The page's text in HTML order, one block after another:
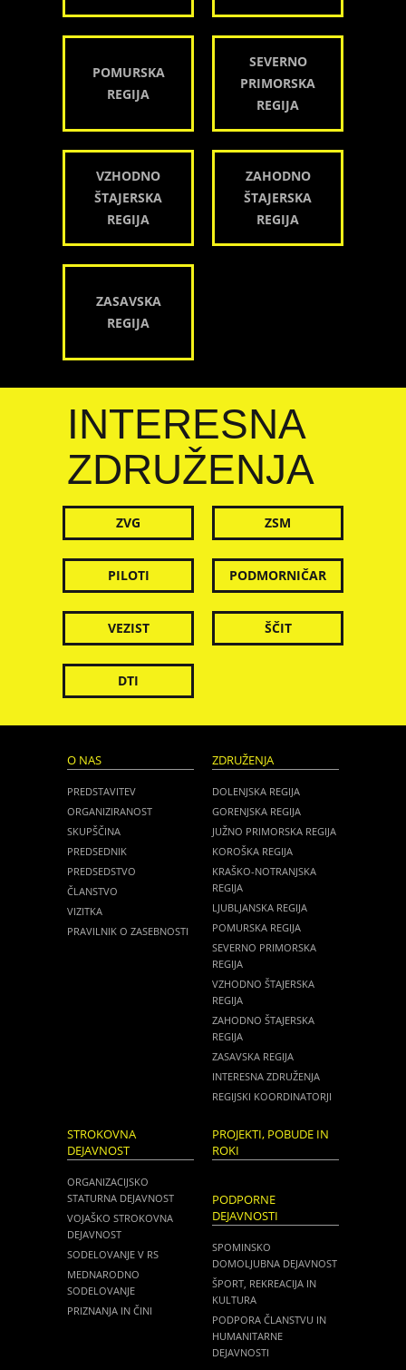
POMURSKA
REGIJA
SEVERNO
PRIMORSKA
REGIJA
VZHODNO
ŠTAJERSKA
REGIJA
ZAHODNO
ŠTAJERSKA
REGIJA
ZASAVSKA
REGIJA
INTERESNA
ZDRUŽENJA
ZVG ZSM
PILOTI PODMORNIČAR
VEZIST ŠČIT
DTI
O NAS
PREDSTAVITEV
ORGANIZIRANOST
SKUPŠČINA
PREDSEDNIK
PREDSEDSTVO
ČLANSTVO
VIZITKA
PRAVILNIK O ZASEBNOSTI
ZDRUŽENJA
DOLENJSKA REGIJA
GORENJSKA REGIJA
JUŽNO PRIMORSKA REGIJA
KOROŠKA REGIJA
KRAŠKO-NOTRANJSKA
REGIJA
LJUBLJANSKA REGIJA
POMURSKA REGIJA
SEVERNO PRIMORSKA
REGIJA
VZHODNO ŠTAJERSKA
REGIJA
ZAHODNO ŠTAJERSKA
REGIJA
ZASAVSKA REGIJA
INTERESNA ZDRUŽENJA
REGIJSKI KOORDINATORJI
STROKOVNA
DEJAVNOST
ORGANIZACIJSKO
STATURNA DEJAVNOST
VOJAŠKO STROKOVNA
DEJAVNOST
SODELOVANJE V RS
MEDNARODNO
SODELOVANJE
PRIZNANJA IN ČINI
PROJEKTI, POBUDE IN
ROKI
PODPORNE
DEJAVNOSTI
SPOMINSKO
DOMOLJUBNA DEJAVNOST
ŠPORT, REKREACIJA IN
KULTURA
PODPORA ČLANSTVU IN
HUMANITARNE
DEJAVNOSTI